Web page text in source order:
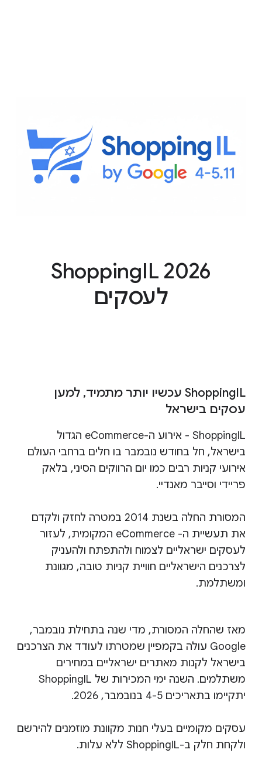
ShoppingIL 2026
לעסקים
ShoppingIL עכשיו יותר מתמיד, למען
עסקים בישראל
ShoppingIL - אירוע ה-eCommerce הגדול
בישראל, חל בחודש נובמבר בו חלים ברחבי העולם
אירועי קניות רבים כמו יום הרווקים הסיני, בלאק
פריידי וסייבר מאנדיי.
המסורת החלה בשנת 2014 במטרה לחזק ולקדם
את תעשיית ה- eCommerce המקומית, לעזור
לעסקים ישראליים לצמוח ולהתפתח ולהעניק
לצרכנים הישראליים חוויית קניות טובה, מגוונת
ומשתלמת.
מאז שהחלה המסורת, מדי שנה בתחילת נובמבר,
Google עולה בקמפיין שמטרתו לעודד את הצרכנים
בישראל לקנות מאתרים ישראליים במחירים
משתלמים. השנה ימי המכירות של ShoppingIL
יתקיימו בתאריכים 4-5 בנובמבר, 2026.
עסקים מקומיים בעלי חנות מקוונת מוזמנים להירשם
ולקחת חלק ב-ShoppingIL ללא עלות.